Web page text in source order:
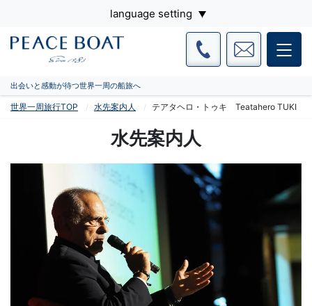
language setting
出会いと感動が待つ世界一周の船旅へ
世界一周旅行TOP 水先案内人 テアタヘロ・トゥキ Teatahero TUKI
水先案内人